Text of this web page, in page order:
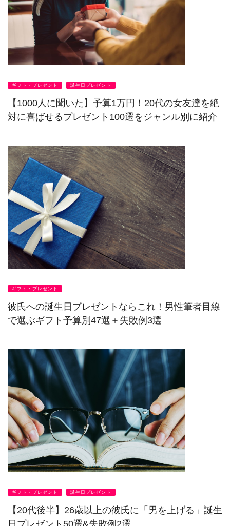
ギフト・プレゼント 誕生日プレゼント
【1000人に聞いた】予算1万円！20代の女友達を絶
対に喜ばせるプレゼント100選をジャンル別に紹介
ギフト・プレゼント
彼氏への誕生日プレゼントならこれ！男性筆者目線
で選ぶギフト予算別47選＋失敗例3選
ギフト・プレゼント 誕生日プレゼント
【20代後半】26歳以上の彼氏に「男を上げる」誕生